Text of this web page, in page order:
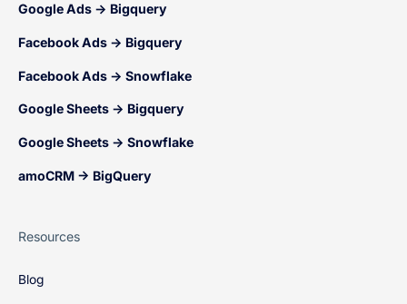
Google Ads → Bigquery
Facebook Ads → Bigquery
Facebook Ads → Snowflake
Google Sheets → Bigquery
Google Sheets → Snowflake
amoCRM → BigQuery
Resources
Blog